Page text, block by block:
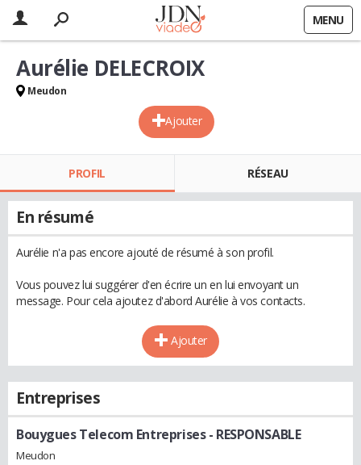
MENU
Ajouter
Aurélie DELECROIX
Meudon
PROFIL RÉSEAU
En résumé
Aurélie n'a pas encore ajouté de résumé à son profil.
Vous pouvez lui suggérer d'en écrire un en lui envoyant un
message. Pour cela ajoutez d'abord Aurélie à vos contacts.
Ajouter
Entreprises
Bouygues Telecom Entreprises- RESPONSABLE
Meudon